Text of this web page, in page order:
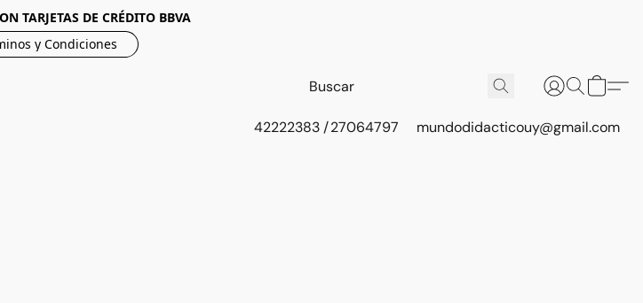
TARJETAS DE CRÉDITO BBVA
y Condiciones
42222383 / 27064797 mundodidacticouy@gmail.com